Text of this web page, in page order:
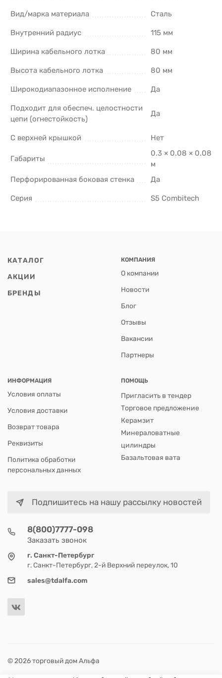
Вид/марка материала Сталь
Внутренний радиус 115 мм
Ширина кабельного лотка 80 мм
Высота кабельного лотка 80 мм
Широкодиапазонное исполнение Да
Подходит для обеспеч. целостности
цепи (огнестойкость)
Да
С верхней крышкой Нет
Габариты
0.3 × 0.08 × 0.08
м
Перфорированная боковая стенка
Да
Серия S5 Combitech
КАТАЛОГ
АКЦИИ
БРЕНДЫ
КОМПАНИЯ
О компании
Новости
Блог
Отзывы
Вакансии
Партнеры
ИНФОРМАЦИЯ
Условия оплаты
Условия доставки
Возврат товара
Реквизиты
Политика обработки
персональных данных
ПОМОЩЬ
Пригласить в тендер
Торговое предложение
Керамзит
Минераловатные
цилиндры
Базальтовая вата
Подпишитесь на нашу рассылку новостей
8(800)7777-098
Заказать звонок
г. Санкт-Петербург
г. Санкт-Петербург, 2-й Верхний переулок, 10
sales@tdalfa.com
© 2026 торговый дом Альфа